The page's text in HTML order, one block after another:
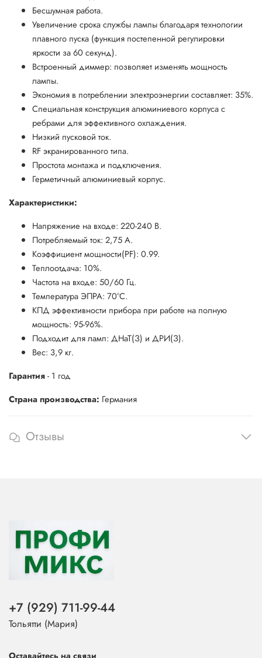
Бесшумная работа.
Увеличение срока службы лампы благодаря технологии
плавного пуска (функция постепенной регулировки
яркости за 60 секунд).
Встроенный диммер: позволяет изменять мощность
лампы.
Экономия в потреблении электроэнергии составляет: 35%.
Специальная конструкция алюминиевого корпуса с
ребрами для эффективного охлаждения.
Низкий пусковой ток.
RF экранированного типа.
Простота монтажа и подключения.
Герметичный алюминиевый корпус.
Характеристики:
Напряжение на входе: 220-240 В.
Потребляемый ток: 2,75 А.
Коэффициент мощности(PF): 0.99.
Теплоотдача: 10%.
Частота на входе: 50/60 Гц.
Температура ЭПРА: 70°C.
КПД эффективности прибора при работе на полную
мощность: 95-96%.
Подходит для ламп: ДНаТ(З) и ДРИ(З).
Вес: 3,9 кг.
Гарантия- 1 год
Страна производства: Германия
Отзывы
+7 (929) 711-99-44
Тольятти (Мария)